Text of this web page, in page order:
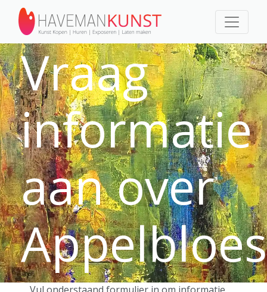
Vraag
informatie
aan over